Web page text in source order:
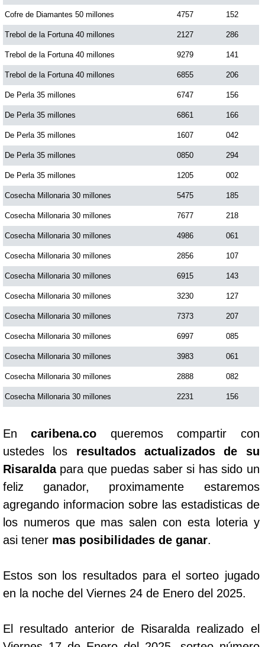
Cofre de Diamantes 50 millones 4757 152
Trebol de la Fortuna 40 millones 2127 286
Trebol de la Fortuna 40 millones 9279 141
Trebol de la Fortuna 40 millones 6855 206
De Perla 35 millones 6747 156
De Perla 35 millones 6861 166
De Perla 35 millones 1607 042
De Perla 35 millones 0850 294
De Perla 35 millones 1205 002
Cosecha Millonaria 30 millones 5475 185
Cosecha Millonaria 30 millones 7677 218
Cosecha Millonaria 30 millones 4986 061
Cosecha Millonaria 30 millones 2856 107
Cosecha Millonaria 30 millones 6915 143
Cosecha Millonaria 30 millones 3230 127
Cosecha Millonaria 30 millones 7373 207
Cosecha Millonaria 30 millones 6997 085
Cosecha Millonaria 30 millones 3983 061
Cosecha Millonaria 30 millones 2888 082
Cosecha Millonaria 30 millones 2231 156
Encaribena.co queremos compartir con
ustedes los resultados actualizados de su
Risaraldapara que puedas saber si has sido un
feliz ganador, proximamente estaremos
agregando informacion sobre las estadisticas de
los numeros que mas salen con esta loteria y
asi tener mas posibilidades de ganar.
Estos son los resultados para el sorteo jugado
en la noche del Viernes 24 de Enero del 2025.
El resultado anterior de Risaralda realizado el